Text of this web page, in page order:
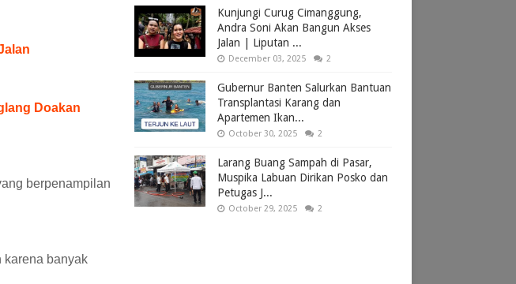
Doakan
berpenampilan
karena banyak
Kunjungi Curug Cimanggung,
Andra Soni Akan Bangun Akses
Jalan | Liputan ...
December 03, 2025 2
Gubernur Banten Salurkan Bantuan
Transplantasi Karang dan
Apartemen Ikan...
October 30, 2025 2
Larang Buang Sampah di Pasar,
Muspika Labuan Dirikan Posko dan
Petugas J...
October 29, 2025 2